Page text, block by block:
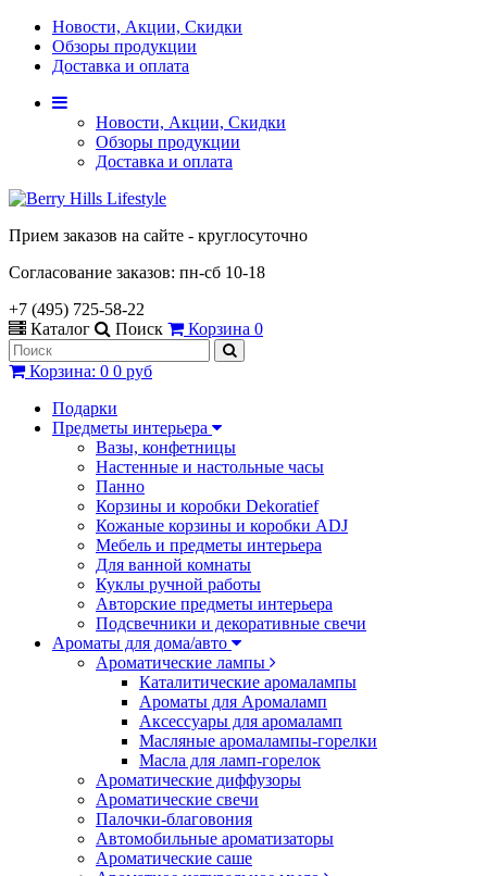
Новости, Акции, Скидки
Обзоры продукции
Доставка и оплата
Новости, Акции, Скидки
Обзоры продукции
Доставка и оплата
Прием заказов на сайте - круглосуточно
Согласование заказов: пн-сб 10-18
+7 (495) 725-58-22
Каталог
Поиск Корзина 0
Корзина: 0 0 руб
Подарки
Предметы интерьера
Вазы, конфетницы
Настенные и настольные часы
Панно
Корзины и коробки Dekoratief
Кожаные корзины и коробки ADJ
Мебель и предметы интерьера
Для ванной комнаты
Куклы ручной работы
Авторские предметы интерьера
Подсвечники и декоративные свечи
Ароматы для дома/авто
Ароматические лампы
Каталитические аромалампы
Ароматы для Аромаламп
Аксессуары для аромаламп
Масляные аромалампы-горелки
Масла для ламп-горелок
Ароматические диффузоры
Ароматические свечи
Палочки-благовония
Автомобильные ароматизаторы
Ароматические саше